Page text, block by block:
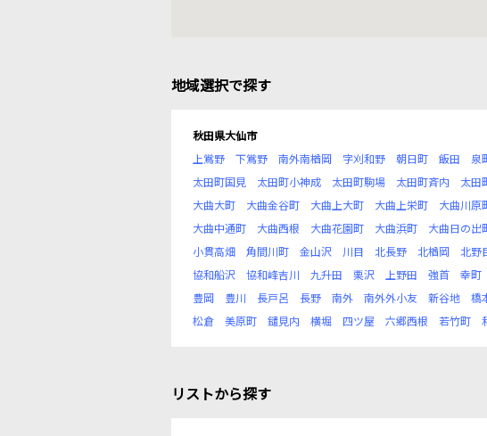
地域選択で探す
秋田県大仙市
上鴬野
下鴬野 南外南楢岡 字刈和野 朝日町 飯田 泉
太田町国見
太田町小神成 太田町駒場 太田町斉内 太田
大曲大町
大曲金谷町 大曲上大町 大曲上栄町 大曲川原
大曲中通町
大曲西根 大曲花園町 大曲浜町 大曲日の出
小貫高畑
角間川町 金山沢 川目 北長野 北楢岡 北野
協和船沢
協和峰吉川 九升田 栗沢 上野田 強首 幸町
豊岡
豊川 長戸呂 長野 南外 南外外小友 新谷地 橋
松倉
美原町 鑓見内 横堀 四ツ屋 六郷西根 若竹町
リストから探す